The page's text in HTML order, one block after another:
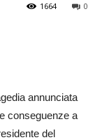
0
1664
annunciata
conseguenze a
del